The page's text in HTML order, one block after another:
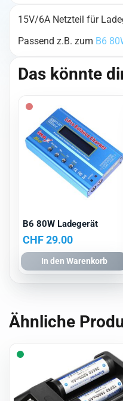
15V/6A Netzteil für
Passend z.B. zum B6
Das könnte
B6 80W Ladegerät
CHF29.00
In den Warenkorb
Ähnliche